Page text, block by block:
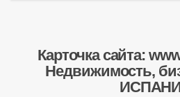
Карточка сайта:
Недвижимость,